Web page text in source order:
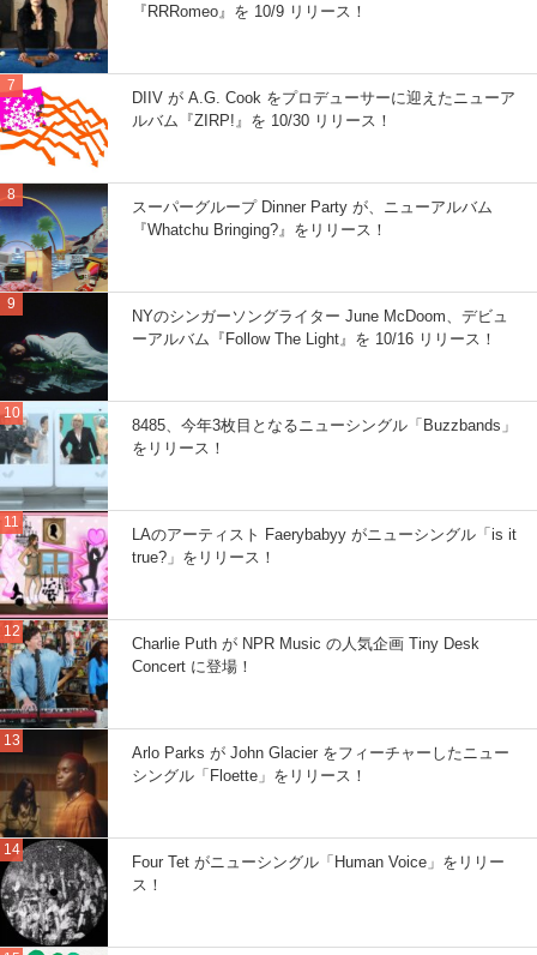
『RRRomeo』を 10/9 リリース！
DIIV が A.G. Cook をプロデューサーに迎えたニューア
ルバム『ZIRP!』を 10/30 リリース！
スーパーグループ Dinner Party が、ニューアルバム
『Whatchu Bringing?』をリリース！
NYのシンガーソングライター June McDoom、デビュ
ーアルバム『Follow The Light』を 10/16 リリース！
8485、今年3枚目となるニューシングル「Buzzbands」
をリリース！
LAのアーティスト Faerybabyy がニューシングル「is it
true?」をリリース！
Charlie Puth が NPR Music の人気企画 Tiny Desk
Concert に登場！
Arlo Parks が John Glacier をフィーチャーしたニュー
シングル「Floette」をリリース！
Four Tet がニューシングル「Human Voice」をリリー
ス！